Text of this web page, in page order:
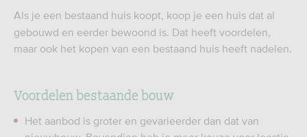
Als je een bestaand huis koopt, koop je een huis dat al
gebouwd en eerder bewoond is. Dat heeft voordelen,
maar ook het kopen van een bestaand huis heeft nadelen.
Voordelen bestaande bouw
Het aanbod is groter en gevarieerder dan dat van